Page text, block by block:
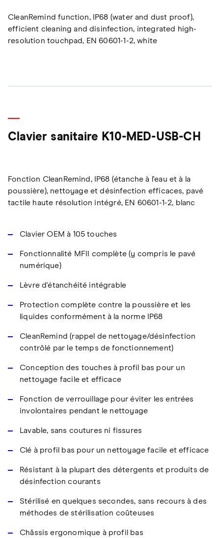
CleanRemind function, IP68 (water and dust proof),
efficient cleaning and disinfection, integrated high-
resolution touchpad, EN 60601-1-2, white
Clavier sanitaire K10-MED-USB-CH
Fonction CleanRemind, IP68 (étanche à l'eau et à la
poussière), nettoyage et désinfection efficaces, pavé
tactile haute résolution intégré, EN 60601-1-2, blanc
Clavier OEM à 105 touches
Fonctionnalité MFII complète (y compris le pavé
numérique)
Lèvre d'étanchéité intégrable
Protection complète contre la poussière et les
liquides conformément à la norme IP68
CleanRemind (rappel de nettoyage/désinfection
contrôlé par le temps de fonctionnement)
Conception des touches à profil bas pour un
nettoyage facile et efficace
Fonction de verrouillage pour éviter les entrées
involontaires pendant le nettoyage
Lavable, sans coutures ni fissures
Clé à profil bas pour un nettoyage facile et efficace
Résistant à la plupart des détergents et produits de
désinfection courants
Stérilisé en quelques secondes, sans recours à des
méthodes de stérilisation coûteuses
Châssis ergonomique à profil bas